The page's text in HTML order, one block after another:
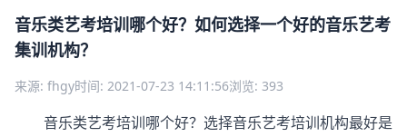
音乐类艺考培训哪个好？如何选择一个好的音乐艺考
集训机构？
来源: fhgy时间: 2021-07-23 14:11:56浏览: 393
音乐类艺考培训哪个好？选择音乐艺考培训机构最好是